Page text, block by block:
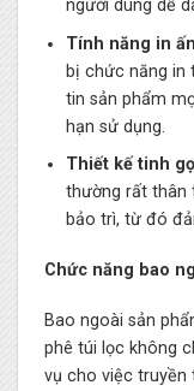
người dùng dễ
Tính năng in
bị chức năng in
tin sản phẩm
hạn sử dụng.
Thiết kế tinh
thường rất thân
bảo trì, từ đó
Chức năng bao
Bao ngoài sản
phê túi lọc không
vụ cho việc